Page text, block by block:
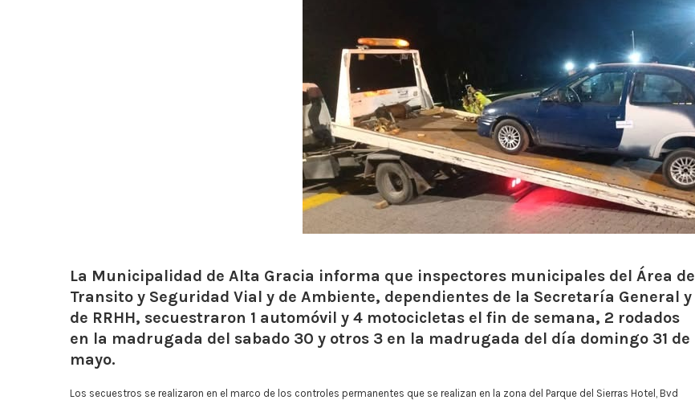
La Municipalidad de Alta Gracia informa que inspectores municipales del Área de
Transito y Seguridad Vial y de Ambiente, dependientes de la Secretaría General y
de RRHH, secuestraron 1 automóvil y 4 motocicletas el fin de semana, 2 rodados
en la madrugada del sabado 30 y otros 3 en la madrugada del día domingo 31 de
mayo.
Los secuestros se realizaron en el marco de los controles permanentes que se realizan en la zona del Parque del Sierras Hotel, Bvd